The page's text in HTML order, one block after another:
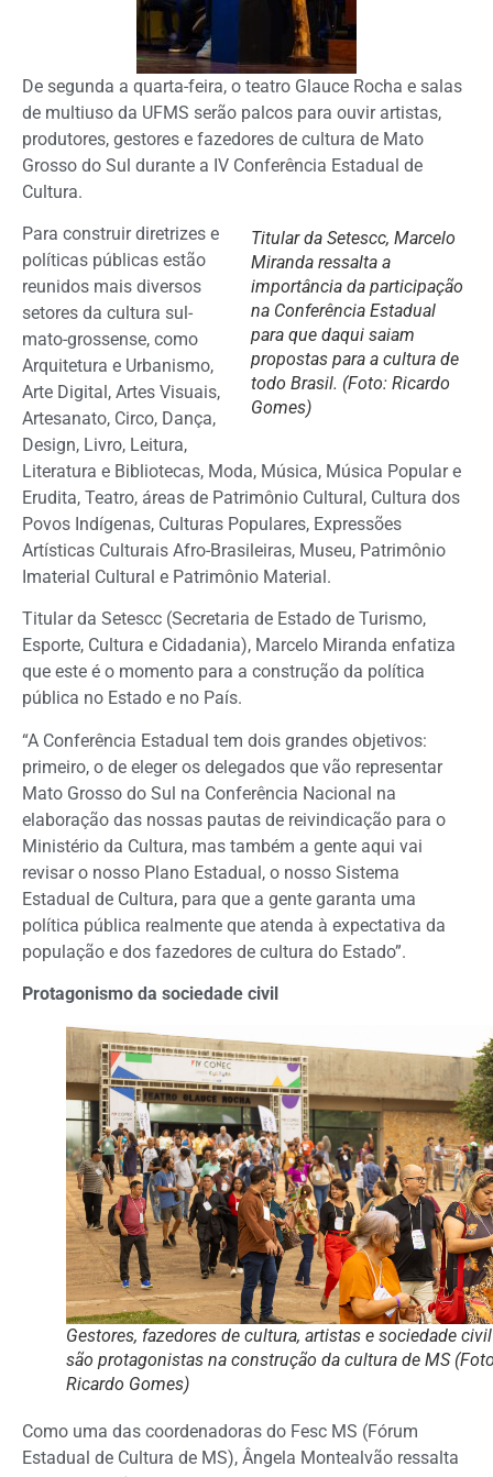
De segunda a quarta-feira, o teatro Glauce Rocha e salas
de multiuso da UFMS serão palcos para ouvir artistas,
produtores, gestores e fazedores de cultura de Mato
Grosso do Sul durante a IV Conferência Estadual de
Cultura.
Titular da Setescc, Marcelo
Miranda ressalta a
importância da participação
na Conferência Estadual
para que daqui saiam
propostas para a cultura de
todo Brasil. (Foto: Ricardo
Gomes)
Para construir diretrizes e
políticas públicas estão
reunidos mais diversos
setores da cultura sul-
mato-grossense, como
Arquitetura e Urbanismo,
Arte Digital, Artes Visuais,
Artesanato, Circo, Dança,
Design, Livro, Leitura,
Literatura e Bibliotecas, Moda, Música, Música Popular e
Erudita, Teatro, áreas de Patrimônio Cultural, Cultura dos
Povos Indígenas, Culturas Populares, Expressões
Artísticas Culturais Afro-Brasileiras, Museu, Patrimônio
Imaterial Cultural e Patrimônio Material.
Titular da Setescc (Secretaria de Estado de Turismo,
Esporte, Cultura e Cidadania), Marcelo Miranda enfatiza
que este é o momento para a construção da política
pública no Estado e no País.
“A Conferência Estadual tem dois grandes objetivos:
primeiro, o de eleger os delegados que vão representar
Mato Grosso do Sul na Conferência Nacional na
elaboração das nossas pautas de reivindicação para o
Ministério da Cultura, mas também a gente aqui vai
revisar o nosso Plano Estadual, o nosso Sistema
Estadual de Cultura, para que a gente garanta uma
política pública realmente que atenda à expectativa da
população e dos fazedores de cultura do Estado”.
Protagonismo da sociedade civil
Gestores, fazedores de cultura, artistas e sociedade civil
são protagonistas na construção da cultura de MS
Ricardo Gomes)
Como uma das coordenadoras do Fesc MS (Fórum
Estadual de Cultura de MS), Ângela Montealvão ressalta